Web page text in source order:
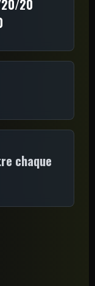
20
chaque